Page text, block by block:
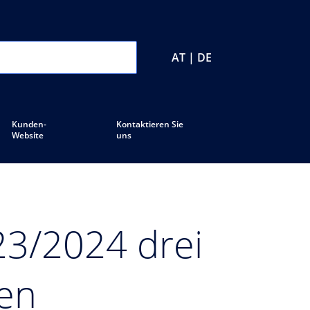
AT | DE
Kunden-
Website
Kontaktieren Sie
uns
2024 drei